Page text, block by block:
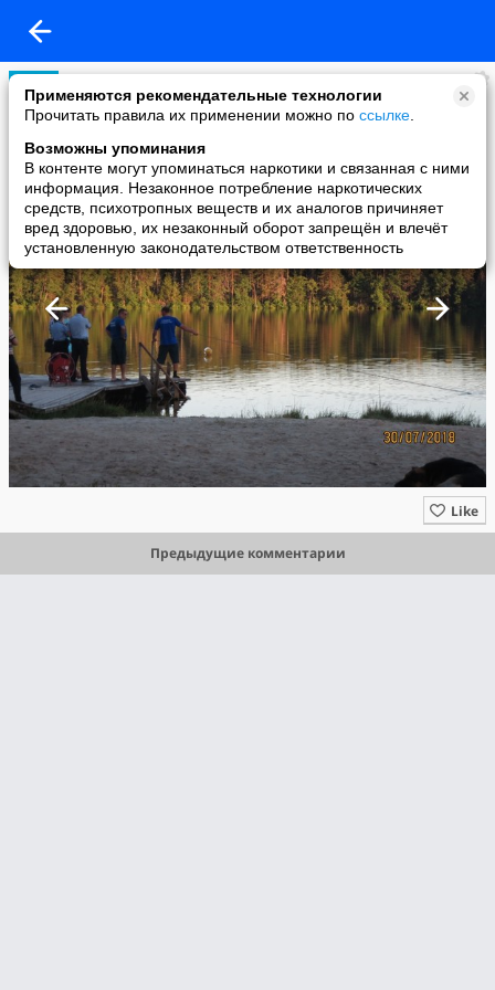
Применяются рекомендательные технологии
Прочитать правила их применении можно по ссылке
Возможны упоминания
В контенте могут упоминаться наркотики и связанная с ними
информация. Незаконное потребление наркотических
средств, психотропных веществ и их аналогов причиняет
вред здоровью, их незаконный оборот запрещён и влечёт
установленную законодательством ответственность
Иваново сегодня
added a photo
03 Aug в 13:30
Like
Предыдущие комментарии